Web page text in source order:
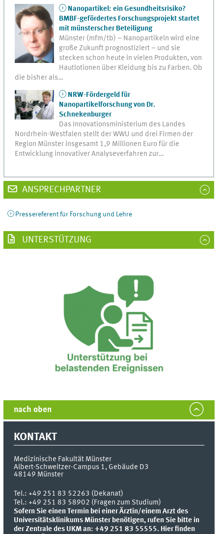
Nanopartikel: ein Gesundheitsrisiko?
BMBF-gefördertes Forschungsprojekt startet
mit münsterscher Beteiligung
Münster (mfm/tb) – Nanopartikeln wird eine
große Zukunft prognostiziert – und sie
stecken schon heute in vielen Produkten, von
Hautlotionen über Kleidung bis zu Farben. Ob
die bisher als…
NRW-Fördergeld für
Nanopartikelforschung von Dr.
Schnekenburger
Das Innovationsministerium des Landes
Nordrhein-Westfalen stellt der WWU und drei Firmen der
Region Münster insgesamt 1,9 Millionen Euro für die
Entwicklung innovativer Analyseverfahren zur…
ANSPRECHPARTNER
Pressereferent für Forschung und Lehre
UNTERSTÜTZUNG
nach oben
KONTAKT
Medizinische Fakultät Münster
Albert-Schweitzer-Campus 1, Gebäude D3
48149 Münster
Tel.:+49 251 83 52263 (Dekanat)
Tel.: +49 251 83 58902 (Fragen zum Studium)
Sofern Sie einen Termin bei einer Ärztin/einem Arzt des
Universitätsklinikums Münster benötigen, rufen Sie bitte in
der Zentrale des UKM an: +49 251 83 55555. Hier finden